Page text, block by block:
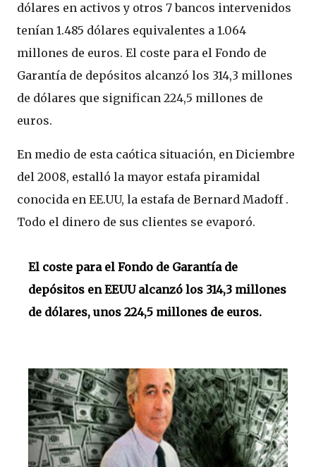
dólares en activos y otros 7 bancos intervenidos
tenían 1.485 dólares equivalentes a 1.064
millones de euros. El coste para el Fondo de
Garantía de depósitos alcanzó los 314,3 millones
de dólares que significan 224,5 millones de
euros.
En medio de esta caótica situación, en Diciembre
del 2008, estalló la mayor estafa piramidal
conocida en EE.UU, la estafa de Bernard Madoff .
Todo el dinero de sus clientes se evaporó.
El coste para el Fondo de Garantía de
depósitos en EEUU alcanzó los 314,3 millones
de dólares, unos 224,5 millones de euros.